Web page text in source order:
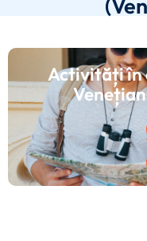
Activități în